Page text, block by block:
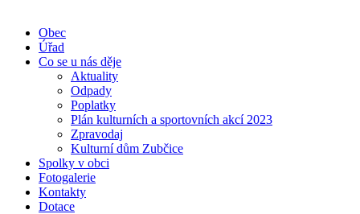
Obec
Úřad
Co se u nás děje
Aktuality
Odpady
Poplatky
Plán kulturních a sportovních akcí 2023
Zpravodaj
Kulturní dům Zubčice
Spolky v obci
Fotogalerie
Kontakty
Dotace